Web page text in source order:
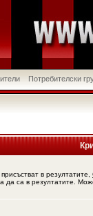
Потребителски
в резултатите,
да са в резултатите.